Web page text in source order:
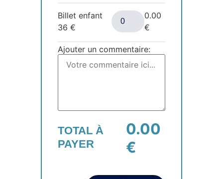
Billet enfant
36€
0.00
€
Ajouter un commentaire:
TOTAL À
PAYER
0.00
€